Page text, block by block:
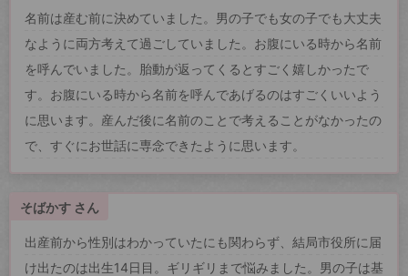
名前は産む前に決めていました。男の子でも女の子でも大丈夫
なように両方考えて過ごしていました。お腹にいる時から名前
を呼んでいました。胎動が返ってくるとすごく嬉しかったで
す。お腹にいる時から名前を呼んであげるのはすごくいいよう
に思います。産んだ後に名前のことで考えることがなかったの
で、すぐにお世話に専念できたように思います。
そばかす さん
出産前から性別はわかっていたにも関わらず、結局市役所に届
け出たのは出生14日目。ギリギリまで悩みました。男の子は基